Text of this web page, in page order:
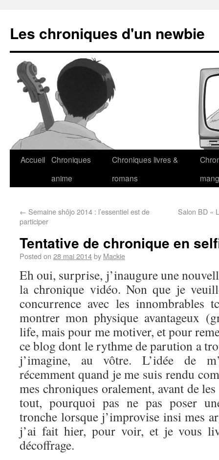
Les chroniques d'un newbie
Accueil Chroniques
anime
Chroniques livres &
romans
← Semaine shôjo 2014 : l’essentiel est de
participer
Salon BD «
Tentative de chronique en
Posted on 28 mai 2014by Mackie
Eh oui, surprise, j’inaugure une
la chronique vidéo. Non que je
concurrence avec les innombrables
montrer mon physique avantageux
life, mais pour me motiver, et pour
ce blog dont le rythme de parution a
j’imagine, au vôtre. L’idée de
récemment quand je me suis rendu
mes chroniques oralement, avant de
tout, pourquoi pas ne pas poser
tronche lorsque j’improvise insi mes
j’ai fait hier, pour voir, et je vous
décoffrage.